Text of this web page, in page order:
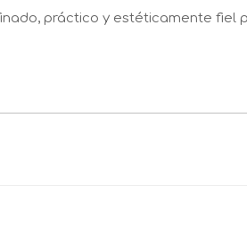
práctico y estéticamente fiel